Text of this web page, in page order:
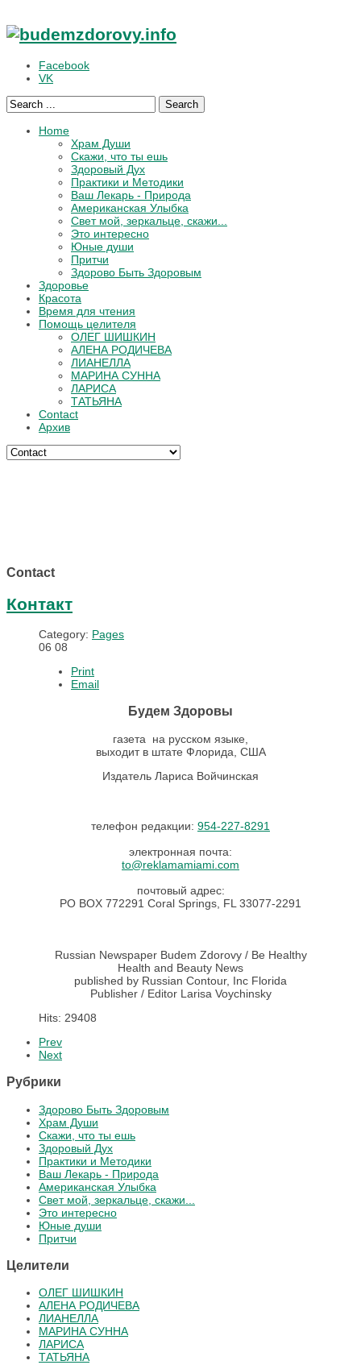
Facebook
VK
Search
Home
Храм Души
Скажи, что ты ешь
Здоровый Дух
Практики и Методики
Ваш Лекарь - Природа
Американская Улыбка
Свет мой, зеркальце, скажи...
Это интересно
Юные души
Притчи
Здорово Быть Здоровым
Здоровье
Красота
Время для чтения
Помощь целителя
ОЛЕГ ШИШКИН
АЛЕНА РОДИЧЕВА
ЛИАНЕЛЛА
МАРИНА СУННА
ЛАРИСА
ТАТЬЯНА
Contact
Архив
Contact
Контакт
Category: Pages
06 08
Print
Email
Будем Здоровы
газета на русском языке,
выходит в штате Флорида, США
Издатель Лариса Войчинская
телефон редакции: 954-227-8291
электронная почта:
to@reklamamiami.com
почтовый адрес:
PO BOX 772291 Coral Springs, FL 33077-2291
Russian Newspaper Budem Zdorovy / Be Healthy
Health and Beauty News
published by Russian Contour, Inc Florida
Publisher / Editor Larisa Voychinsky
Hits: 29408
Prev
Next
Рубрики
Здорово Быть Здоровым
Храм Души
Скажи, что ты ешь
Здоровый Дух
Практики и Методики
Ваш Лекарь - Природа
Американская Улыбка
Свет мой, зеркальце, скажи...
Это интересно
Юные души
Притчи
Целители
ОЛЕГ ШИШКИН
АЛЕНА РОДИЧЕВА
ЛИАНЕЛЛА
МАРИНА СУННА
ЛАРИСА
ТАТЬЯНА